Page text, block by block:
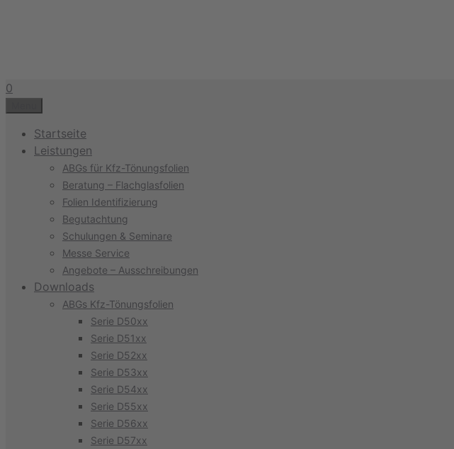
0
Startseite
Leistungen
ABGs für Kfz-Tönungsfolien
Beratung – Flachglasfolien
Folien Identifizierung
Begutachtung
Schulungen & Seminare
Messe Service
Angebote – Ausschreibungen
Downloads
ABGs Kfz-Tönungsfolien
Serie D50xx
Serie D51xx
Serie D52xx
Serie D53xx
Serie D54xx
Serie D55xx
Serie D56xx
Serie D57xx